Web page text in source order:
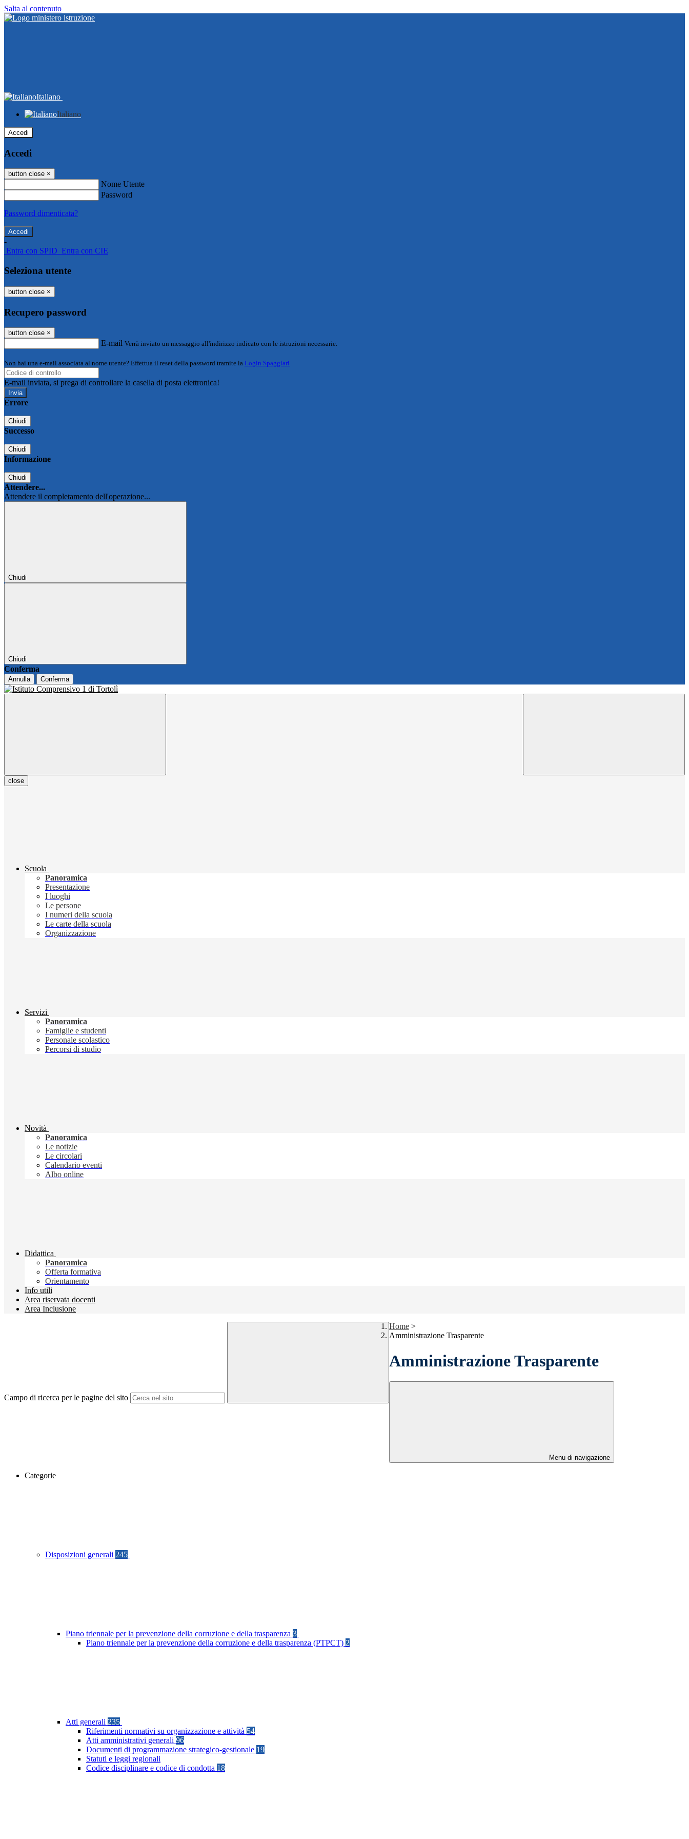
Salta al contenuto
Italiano
Italiano
Accedi
Accedi
button close ×
Nome Utente
Password
Password dimenticata?
-
Entra con SPID Entra con CIE
Seleziona utente
button close ×
Recupero password
button close ×
E-mail Verrà inviato un messaggio all'indirizzo indicato con le istruzioni necessarie.
Non hai una e-mail associata al nome utente? Effettua il reset della password tramite la Login Spaggiari
E-mail inviata, si prega di controllare la casella di posta elettronica!
Errore
Chiudi
Successo
Chiudi
Informazione
Chiudi
Attendere...
Attendere il completamento dell'operazione...
Chiudi
Chiudi
Conferma
Annulla Conferma
close
Scuola
Panoramica
Presentazione
I luoghi
Le persone
I numeri della scuola
Le carte della scuola
Organizzazione
Servizi
Panoramica
Famiglie e studenti
Personale scolastico
Percorsi di studio
Novità
Panoramica
Le notizie
Le circolari
Calendario eventi
Albo online
Didattica
Panoramica
Offerta formativa
Orientamento
Info utili
Area riservata docenti
Area Inclusione
Campo di ricerca per le pagine del sito
Home >
Amministrazione Trasparente
Amministrazione Trasparente
Menu di navigazione
Categorie
Disposizioni generali 245
Piano triennale per la prevenzione della corruzione e della trasparenza 3
Piano triennale per la prevenzione della corruzione e della trasparenza (PTPCT) 2
Atti generali 235
Riferimenti normativi su organizzazione e attività 54
Atti amministrativi generali 96
Documenti di programmazione strategico-gestionale 19
Statuti e leggi regionali
Codice disciplinare e codice di condotta 18